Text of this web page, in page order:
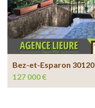
Bez-et-Esparon 30120
127 000 €